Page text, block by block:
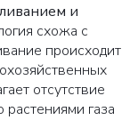
и
схожа с
происходит
отсутствие
газа